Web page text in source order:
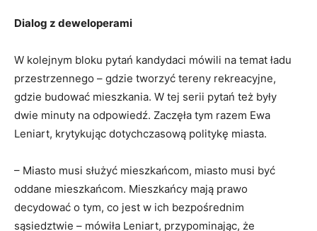
Dialog z deweloperami
W kolejnym bloku pytań kandydaci mówili na temat ładu
przestrzennego – gdzie tworzyć tereny rekreacyjne,
gdzie budować mieszkania. W tej serii pytań też były
dwie minuty na odpowiedź. Zaczęła tym razem Ewa
Leniart, krytykując dotychczasową politykę miasta.
– Miasto musi służyć mieszkańcom, miasto musi być
oddane mieszkańcom. Mieszkańcy mają prawo
decydować o tym, co jest w ich bezpośrednim
sąsiedztwie – mówiła Leniart, przypominając, że